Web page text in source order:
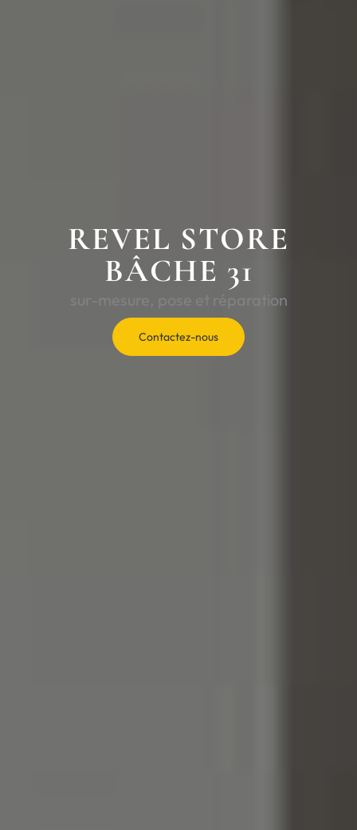
REVEL STORE
BÂCHE 31
sur-mesure, pose et réparation
Contactez-nous